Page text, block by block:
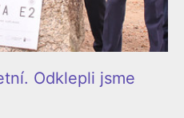
Odklepli jsme